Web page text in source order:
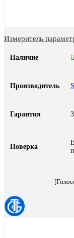
Измеритель
Наличие
Производитель
Гарантия
Поверка